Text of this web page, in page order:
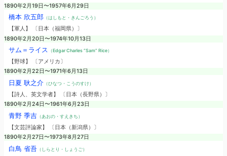
1890年2月19日〜1957年6月29日
橋本 欣五郎（はしもと・きんごろう）
【軍人】 〔日本（福岡県）〕
1890年2月20日〜1974年10月13日
サム＝ライス （Edgar Charles “Sam” Rice）
【野球】 〔アメリカ〕
1890年2月22日〜1971年6月13日
日夏 耿之介（ひなつ・こうのすけ）
【詩人、英文学者】 〔日本（長野県）〕
1890年2月24日〜1961年6月23日
青野 季吉（あおの・すえきち）
【文芸評論家】 〔日本（新潟県）〕
1890年2月27日〜1973年8月27日
白鳥 省吾（しらとり・しょうご）